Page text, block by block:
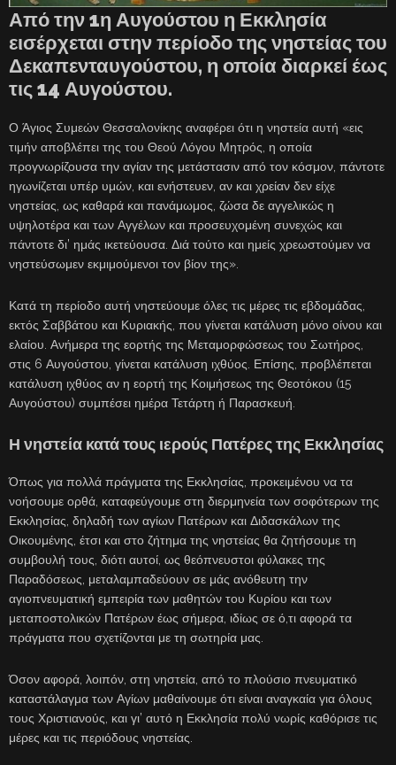
Από την 1η Αυγούστου η Εκκλησία
εισέρχεται στην περίοδο της νηστείας του
Δεκαπενταυγούστου, η οποία διαρκεί έως
τις 14 Αυγούστου.
Ο Άγιος Συμεών Θεσσαλονίκης αναφέρει ότι η νηστεία αυτή «εις
τιμήν αποβλέπει της του Θεού Λόγου Μητρός, η οποία
προγνωρίζουσα την αγίαν της μετάστασιν από τον κόσμον, πάντοτε
ηγωνίζεται υπέρ υμών, και ενήστευεν, αν και χρείαν δεν είχε
νηστείας, ως καθαρά και πανάμωμος, ζώσα δε αγγελικώς η
υψηλοτέρα και των Αγγέλων και προσευχομένη συνεχώς και
πάντοτε δι’ ημάς ικετεύουσα. Διά τούτο και ημείς χρεωστούμεν να
νηστεύσωμεν εκμιμούμενοι τον βίον της».
Κατά τη περίοδο αυτή νηστεύουμε όλες τις μέρες τις εβδομάδας,
εκτός Σαββάτου και Κυριακής, που γίνεται κατάλυση μόνο οίνου και
ελαίου. Ανήμερα της εορτής της Μεταμορφώσεως του Σωτήρος,
στις 6 Αυγούστου, γίνεται κατάλυση ιχθύος. Επίσης, προβλέπεται
κατάλυση ιχθύος αν η εορτή της Κοιμήσεως της Θεοτόκου (15
Αυγούστου) συμπέσει ημέρα Τετάρτη ή Παρασκευή.
Η νηστεία κατά τους ιερούς Πατέρες της Εκκλησίας
Όπως για πολλά πράγματα της Εκκλησίας, προκειμένου να τα
νοήσουμε ορθά, καταφεύγουμε στη διερμηνεία των σοφότερων της
Εκκλησίας, δηλαδή των αγίων Πατέρων και Διδασκάλων της
Οικουμένης, έτσι και στο ζήτημα της νηστείας θα ζητήσουμε τη
συμβουλή τους, διότι αυτοί, ως θεόπνευστοι φύλακες της
Παραδόσεως, μεταλαμπαδεύουν σε μάς ανόθευτη την
αγιοπνευματική εμπειρία των μαθητών του Κυρίου και των
μεταποστολικών Πατέρων έως σήμερα, ιδίως σε ό,τι αφορά τα
πράγματα που σχετίζονται με τη σωτηρία μας.
Όσον αφορά, λοιπόν, στη νηστεία, από το πλούσιο πνευματικό
καταστάλαγμα των Αγίων μαθαίνουμε ότι είναι αναγκαία για όλους
τους Χριστιανούς, και γι’ αυτό η Εκκλησία πολύ νωρίς καθόρισε τις
μέρες και τις περιόδους νηστείας.